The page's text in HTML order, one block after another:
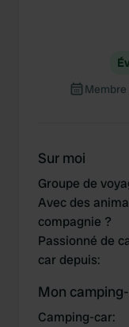
Sur moi
Groupe de
Avec des
compagnie ?
Passionné de
car depuis:
Mon
Camping-car: